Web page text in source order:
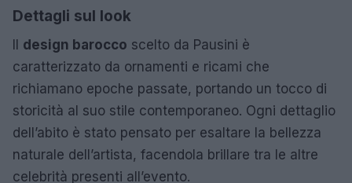
Dettagli sul look
Il design barocco scelto da Pausini è
caratterizzato da ornamenti e ricami che
richiamano epoche passate, portando un tocco di
storicità al suo stile contemporaneo. Ogni dettaglio
dell’abito è stato pensato per esaltare la bellezza
naturale dell’artista, facendola brillare tra le altre
celebrità presenti all’evento.